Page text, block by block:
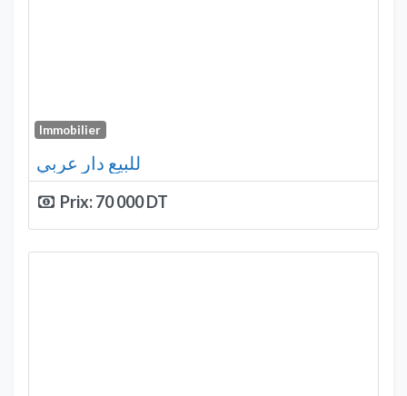
Immobilier
للبيع دار عربي
Prix:70 000